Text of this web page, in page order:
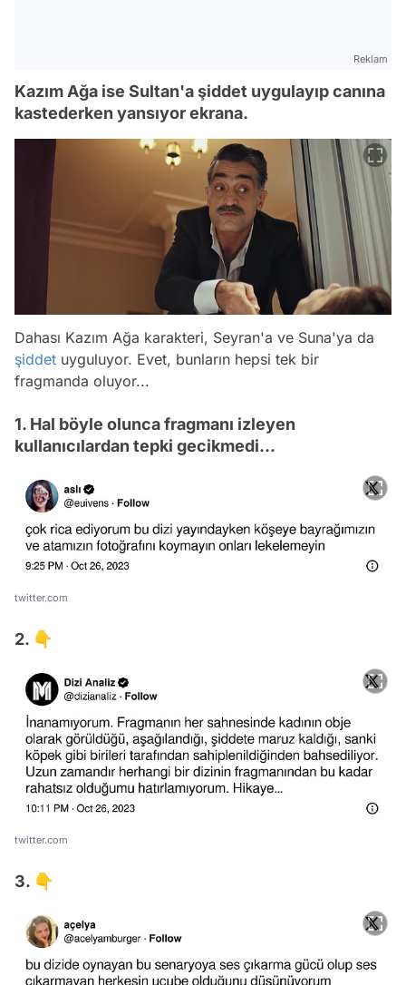
Reklam
Kazım Ağa ise Sultan'a şiddet uygulayıp canına
kastederken yansıyor ekrana.
Dahası Kazım Ağa karakteri, Seyran'a ve Suna'ya da
şiddet uyguluyor. Evet, bunların hepsi tek bir
fragmanda oluyor...
1. Hal böyle olunca fragmanı izleyen
kullanıcılardan tepki gecikmedi...
twitter.com
2. 👇
twitter.com
3. 👇